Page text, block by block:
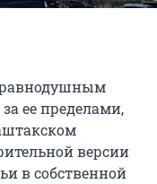
равнодушным
ее пределами,
версии
в собственной